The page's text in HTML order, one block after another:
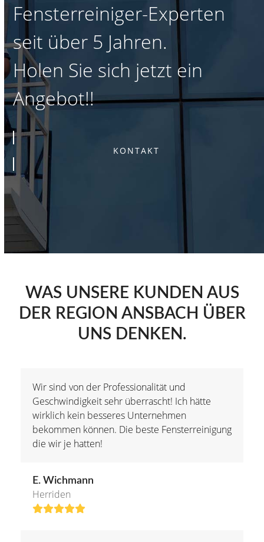
Fensterreiniger-Experten
seit über 5 Jahren.
Holen Sie sich jetzt ein
Angebot!!
KONTAKT
WAS UNSERE KUNDEN AUS
DER REGION ANSBACH ÜBER
UNS DENKEN.
Wir sind von der Professionalität und
Geschwindigkeit sehr überrascht! Ich hätte
wirklich kein besseres Unternehmen
bekommen können. Die beste Fensterreinigung
die wir je hatten!
E. Wichmann
Herriden
Bewertung: